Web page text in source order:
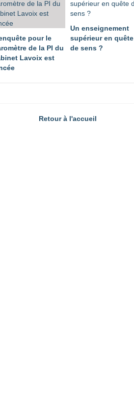
pour le
de la PI du
Lavoix est
Un enseignement
supérieur en quête
de sens ?
Retour à l'accueil